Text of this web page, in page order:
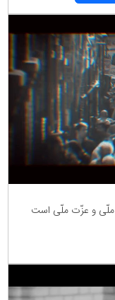
ملّی و عزّت ملّی است